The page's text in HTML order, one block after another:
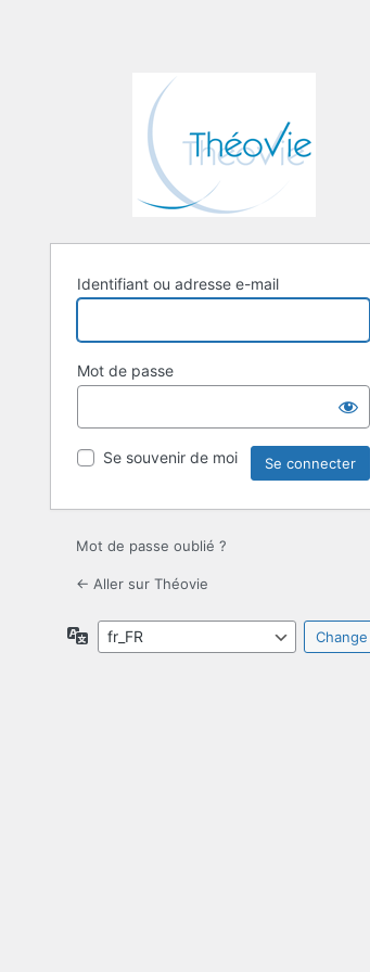
Identifiant ou adresse e-mail
Mot de passe
Se souvenir de moi
Mot de passe oublié ?
← Aller sur Théovie
Langue